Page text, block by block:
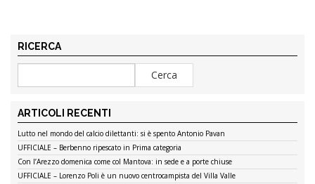
RICERCA
ARTICOLI RECENTI
Lutto nel mondo del calcio dilettanti: si è spento Antonio Pavan
UFFICIALE – Berbenno ripescato in Prima categoria
Con l’Arezzo domenica come col Mantova: in sede e a porte chiuse
UFFICIALE – Lorenzo Poli è un nuovo centrocampista del Villa Valle